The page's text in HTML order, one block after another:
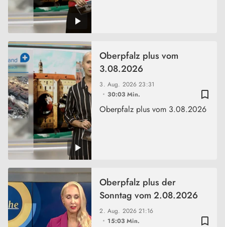
bookmark_border
3. Aug. 202623:31
30:03 Min.
Oberpfalz plus vom
3.08.2026
Oberpfalz plus vom 3.08.2026
bookmark_border
2. Aug. 202621:16
15:03 Min.
Oberpfalz plus der
Sonntag vom 2.08.2026